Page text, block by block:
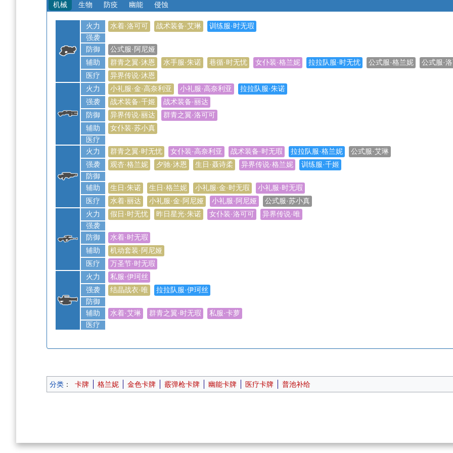
机械 生物 防疫 幽能 侵蚀
火力 水着·洛可可 战术装备·艾琳
训练服·时无瑕
强袭
防御
公式服·阿尼娅
辅助
群青之翼·沐恩 水手服·朱诺 巷循·时无忧 女仆装·格兰妮 拉拉队服·时无忧 公式服·格兰妮
公式服·
医疗
异界传说·沐恩
火力
小礼服·金·高奈利亚 小礼服·高奈利亚
拉拉队服·朱诺
强袭
战术装备·千姬
战术装备·丽达
防御
异界传说·丽达
群青之翼·洛可可
辅助
女仆装·苏小真
医疗
火力
群青之翼·时无忧 女仆装·高奈利亚 战术装备·时无瑕 拉拉队服·格兰妮
公式服·艾琳
强袭
观杏·格兰妮 夕驰·沐恩 生日·聂诗柔 异界传说·格兰妮
训练服·千姬
防御
辅助
生日·朱诺 生日·格兰妮 小礼服·金·时无瑕
小礼服·时无瑕
医疗
水着·丽达 小礼服·金·阿尼娅 小礼服·阿尼娅
公式服·苏小真
火力
假日·时无忧 昨日星光·朱诺 女仆装·洛可可
异界传说·唯
强袭
防御
水着·时无瑕
辅助
机动套装·阿尼娅
医疗
万圣节·时无瑕
火力
私服·伊珂丝
强袭
结晶战衣·唯
拉拉队服·伊珂丝
防御
辅助
水着·艾琳 群青之翼·时无瑕
私服·卡萝
医疗
分类 ： 卡牌 格兰妮 金色卡牌 霰弹枪卡牌 幽能卡牌 医疗卡牌 普池补给